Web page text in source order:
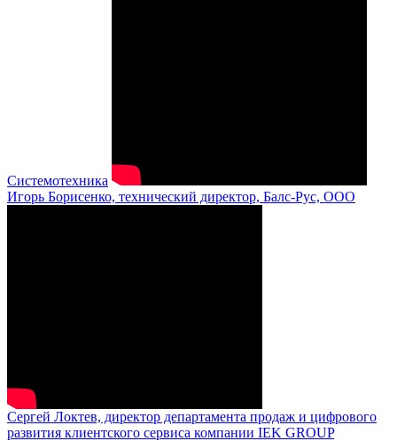
Системотехника
Игорь Борисенко, технический директор, Балс-Рус, ООО
Сергей Локтев, директор департамента продаж и цифрового
развития клиентского сервиса компании IEK GROUP